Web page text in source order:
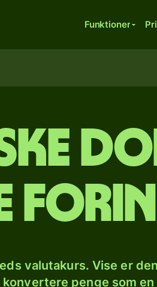
Funktioner
valutakurs. Vise er den
penge som en